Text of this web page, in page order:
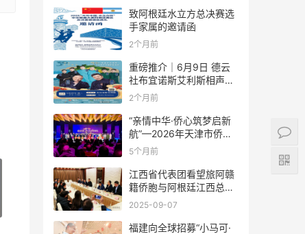
致阿根廷水立方总决赛选
手家属的邀请函
2个月前
重磅推介｜6月9日 德云
社布宜诺斯艾利斯相声专
场！国风曲艺邂逅南美风
结！
2个月前
“亲情中华·侨心筑梦启新
航”—2026年天津市侨界
新春联谊活动成功举办
5个月前
江西省代表团看望旅阿赣
籍侨胞与阿根廷江西总商
会座谈
2025-09-07
福建向全球招募“小马可·